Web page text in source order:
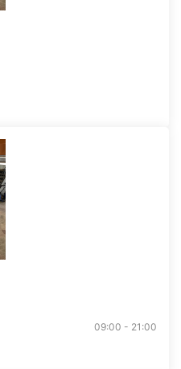
09:00 - 21:00